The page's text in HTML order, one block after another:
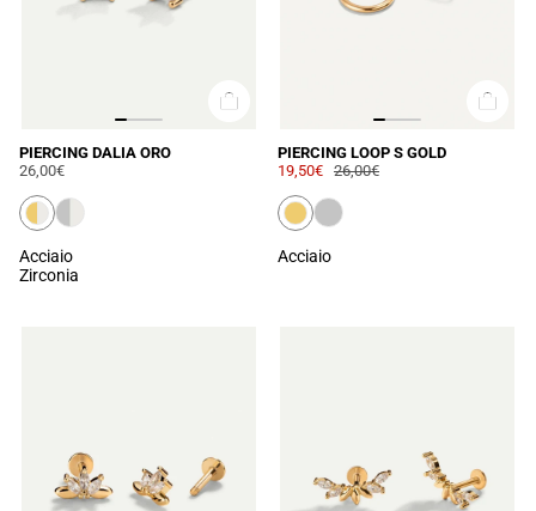
PIERCING DALIA ORO
26,00€
Acciaio
Zirconia
PIERCING LOOP S GOLD
19,50€ 26,00€
Acciaio